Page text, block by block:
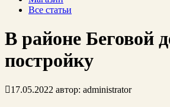
Все статьи
В районе Беговой
постройку
17.05.2022 автор: administrator